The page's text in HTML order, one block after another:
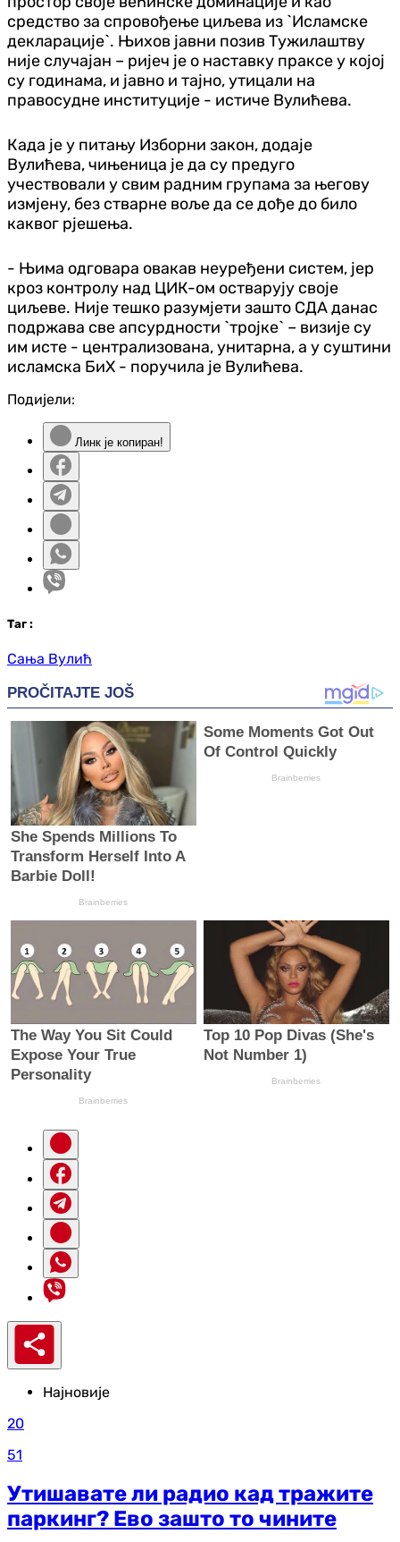
средство за спровођење циљева из `Исламске
декларације`. Њихов јавни позив Тужилаштву
није случајан – ријеч је о наставку праксе у којој
су годинама, и јавно и тајно, утицали на
правосудне институције - истиче Вулићева.
Када је у питању Изборни закон, додаје
Вулићева, чињеница је да су предуго
учествовали у свим радним групама за његову
измјену, без стварне воље да се дође до било
каквог рјешења.
- Њима одговара овакав неуређени систем, јер
кроз контролу над ЦИК-ом остварују своје
циљеве. Није тешко разумјети зашто СДА данас
подржава све апсурдности `тројке` – визије су
им исте - централизована, унитарна, а у суштини
исламска БиХ - поручила је Вулићева.
Подијели:
Линк је копиран!
Таг :
Сања Вулић
Најновије
20
51
Утишавате ли радио кад тражите
паркинг? Ево зашто то чините